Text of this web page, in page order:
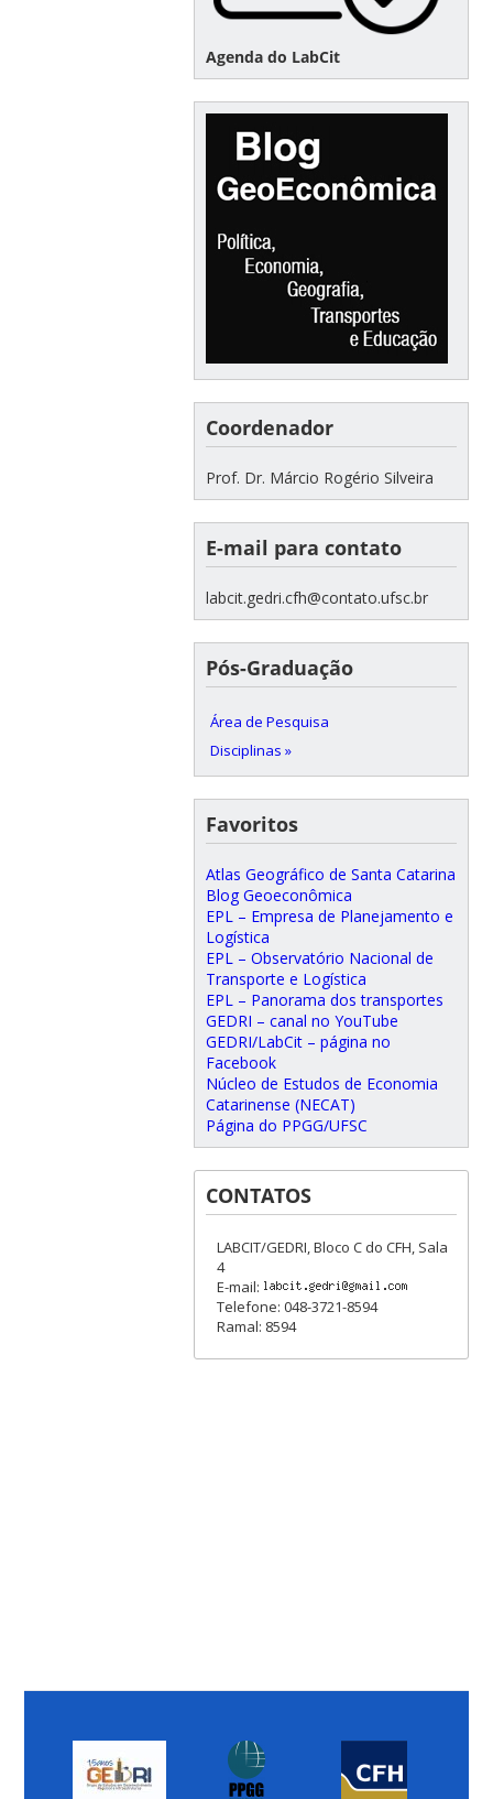
Agenda do LabCit
Coordenador
Prof. Dr. Márcio Rogério Silveira
E-mail para contato
labcit.gedri.cfh@contato.ufsc.br
Pós-Graduação
Área de Pesquisa
Disciplinas »
Favoritos
Atlas Geográfico de Santa Catarina
Blog Geoeconômica
EPL – Empresa de Planejamento e
Logística
EPL – Observatório Nacional de
Transporte e Logística
EPL – Panorama dos transportes
GEDRI – canal no YouTube
GEDRI/LabCit – página no
Facebook
Núcleo de Estudos de Economia
Catarinense (NECAT)
Página do PPGG/UFSC
CONTATOS
LABCIT/GEDRI, Bloco C do CFH, Sala
4
E-mail:
Telefone: 048-3721-8594
Ramal: 8594